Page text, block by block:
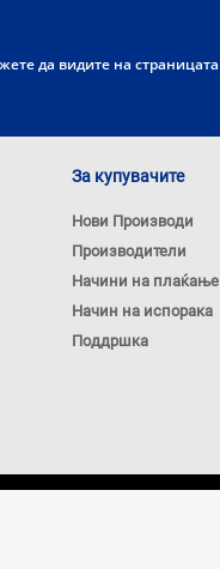
да видите на страницата
За купувачите
Нови Производи
Производители
Начини на плаќање
Начин на испорака
Поддршка